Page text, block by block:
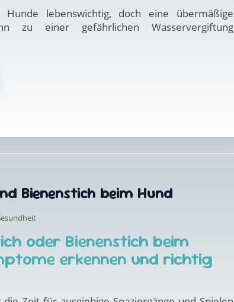
lebenswichtig, doch eine übermäßige
zu einer gefährlichen Wasservergiftung
Bienenstich beim Hund
oder Bienenstich beim
erkennen und richtig